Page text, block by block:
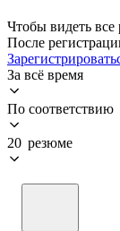
Чтобы видеть все
После
За всё время
По соответствию
20 резюме